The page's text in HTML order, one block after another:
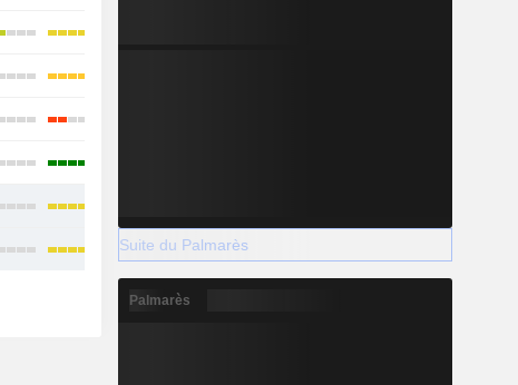
Suite du Palmarès
Palmarès